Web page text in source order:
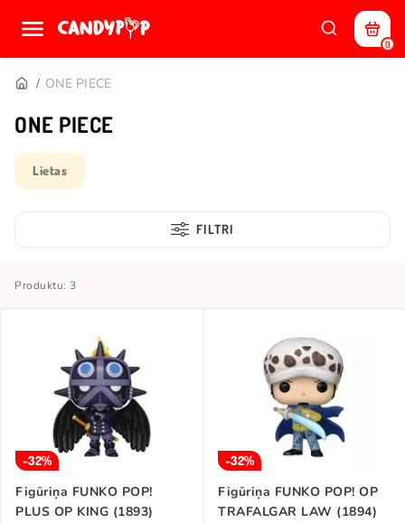
0
ONE PIECE
ONE PIECE
Lietas
FILTRI
Produktu: 3
-32%
Figūriņa FUNKO POP!
PLUS OP KING (1893)
-32%
Figūriņa FUNKO POP! OP
TRAFALGAR LAW (1894)